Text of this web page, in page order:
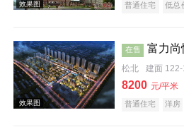
效果图
普通住宅 低总
在售 富力尚
松北 建面 122-
8200 元/平米
普通住宅 洋房